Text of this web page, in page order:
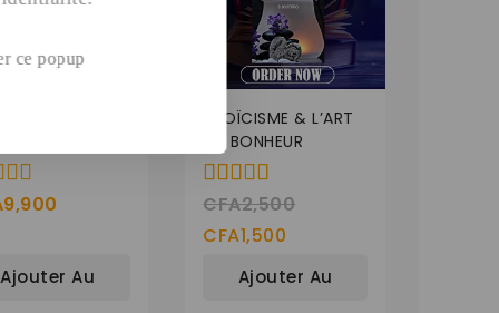
9,900
Ajouter Au
STOÏCISME & L’ART
DU BONHEUR
5.00
de 5
CFA2,500
CFA1,500
Ajouter Au
ce popup